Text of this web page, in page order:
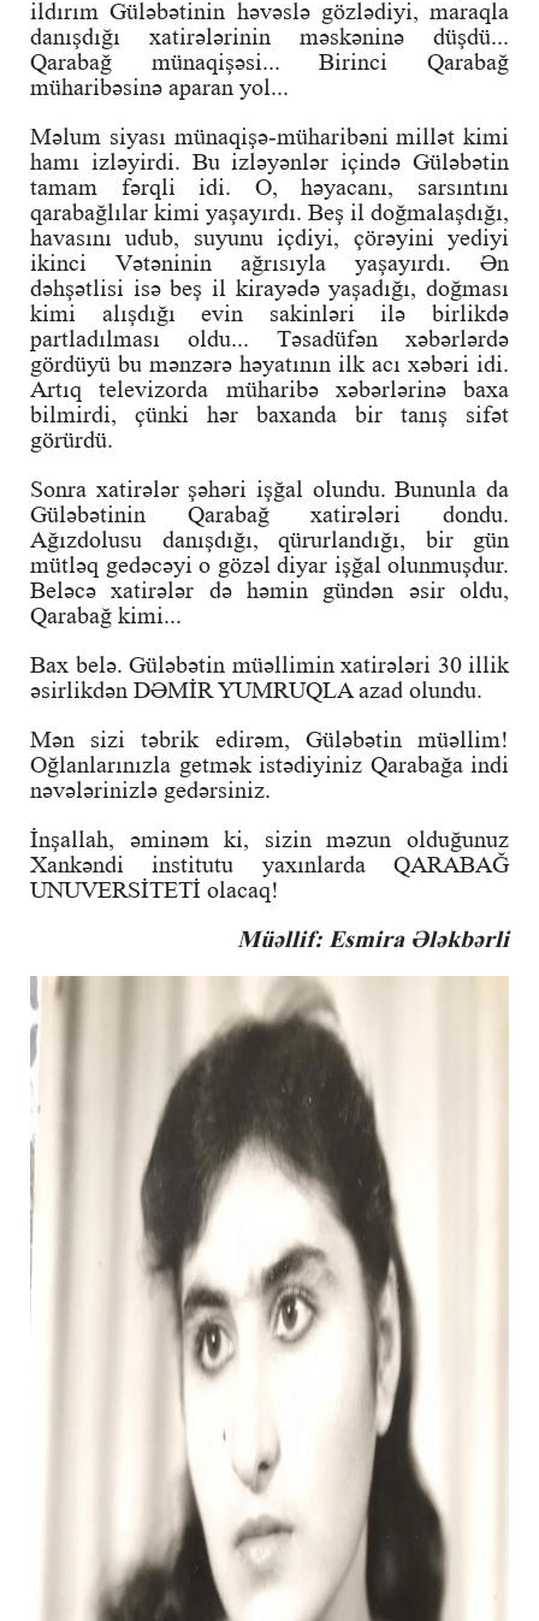
ildırım Güləbətinin həvəslə gözlədiyi, maraqla
danışdığı xatirələrinin məskəninə düşdü...
Qarabağ münaqişəsi... Birinci Qarabağ
müharibəsinə aparan yol...
Məlum siyası münaqişə-müharibəni millət kimi
hamı izləyirdi. Bu izləyənlər içində Güləbətin
tamam fərqli idi. O, həyacanı, sarsıntını
qarabağlılar kimi yaşayırdı. Beş il doğmalaşdığı,
havasını udub, suyunu içdiyi, çörəyini yediyi
ikinci Vətəninin ağrısıyla yaşayırdı. Ən
dəhşətlisi isə beş il kirayədə yaşadığı, doğması
kimi alışdığı evin sakinləri ilə birlikdə
partladılması oldu... Təsadüfən xəbərlərdə
gördüyü bu mənzərə həyatının ilk acı xəbəri idi.
Artıq televizorda müharibə xəbərlərinə baxa
bilmirdi, çünki hər baxanda bir tanış sifət
görürdü.
Sonra xatirələr şəhəri işğal olundu. Bununla da
Güləbətinin Qarabağ xatirələri dondu.
Ağızdolusu danışdığı, qürurlandığı, bir gün
mütləq gedəcəyi o gözəl diyar işğal olunmuşdur.
Beləcə xatirələr də həmin gündən əsir oldu,
Qarabağ kimi...
Bax belə. Güləbətin müəllimin xatirələri 30 illik
əsirlikdən DƏMİR YUMRUQLA azad olundu.
Mən sizi təbrik edirəm, Güləbətin müəllim!
Oğlanlarınızla getmək istədiyiniz Qarabağa indi
nəvələrinizlə gedərsiniz.
İnşallah, əminəm ki, sizin məzun olduğunuz
Xankəndi institutu yaxınlarda QARABAĞ
UNUVERSİTETİ olacaq!
Müəllif: Esmira Ələkbərli